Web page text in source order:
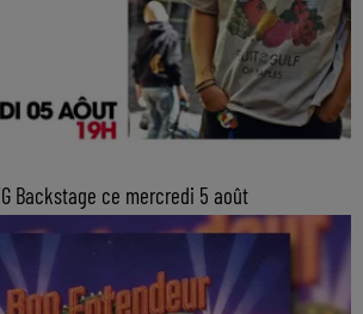
Backstage ce mercredi 5 août